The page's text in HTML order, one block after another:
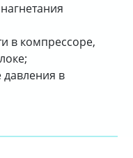
в компрессоре,
в